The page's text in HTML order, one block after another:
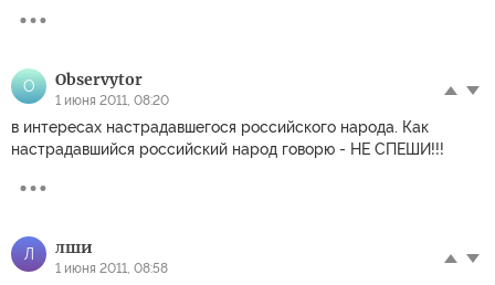
O Observytor
1 июня 2011, 08:20
в интересах настрадавшегося российского народа. Как
настрадавшийся российский народ говорю - НЕ СПЕШИ!!!
Л лши
1 июня 2011, 08:58